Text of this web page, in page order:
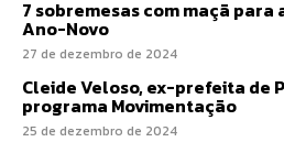
7 sobremesas com maçã
Ano-Novo
27 de dezembro de 2024
Cleide Veloso, ex-prefeita de
programa Movimentação
25 de dezembro de 2024